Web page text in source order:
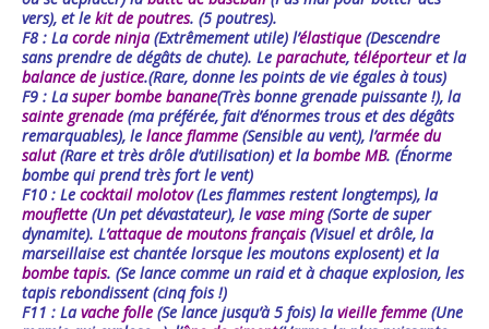
vers), et le kit de poutres. (5 poutres).
F8 : Lacorde ninja(Extrêmement utile) l’élastique (Descendre
sans prendre de dégâts de chute). Le parachute, téléporteur et la
balance de justice.(Rare, donne les points de vie égales à tous)
F9 : La super bombe banane(Très bonne grenade puissante !), la
sainte grenade (ma préférée, fait d’énormes trous et des dégâts
remarquables), le lance flamme (Sensible au vent), l’armée du
salut(Rare et très drôle d’utilisation) et labombe MB. (Énorme
bombe qui prend très fort le vent)
F10 : Le cocktail molotov(Les flammes restent longtemps), la
mouflette (Un pet dévastateur), le vase ming (Sorte de super
dynamite). L’attaque de moutons français(Visuel et drôle, la
marseillaise est chantée lorsque les moutons explosent) et la
bombe tapis. (Se lance comme un raid et à chaque explosion, les
tapis rebondissent (cinq fois !)
F11 : Lavache folle (Se lance jusqu’à 5 fois) lavieille femme (Une